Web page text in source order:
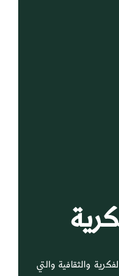
والثقافية والتي